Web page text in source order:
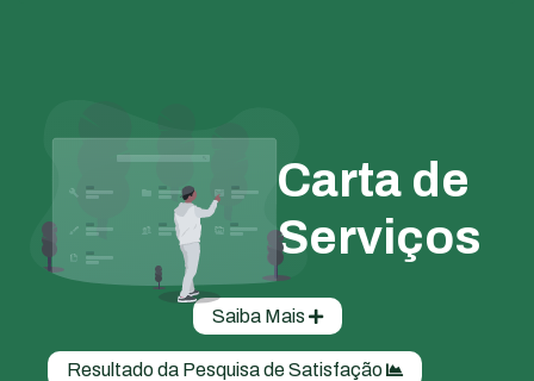
Carta de
Serviços
Saiba Mais
Resultado da Pesquisa de Satisfação